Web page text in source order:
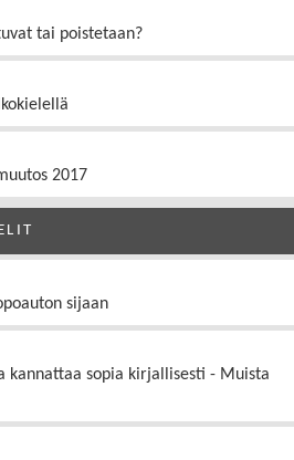
tai poistetaan?
2017
sijaan
kannattaa sopia kirjallisesti - Muista